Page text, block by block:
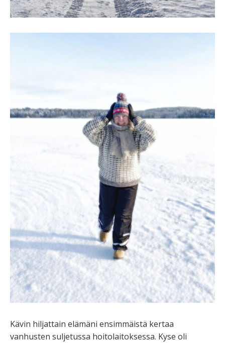
Kävin hiljattain elämäni ensimmäistä kertaa
vanhusten suljetussa hoitolaitoksessa. Kyse oli